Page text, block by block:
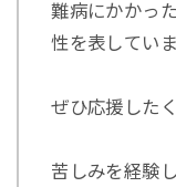
難病にかかっ
性を表していま
ぜひ応援した
苦しみを経験